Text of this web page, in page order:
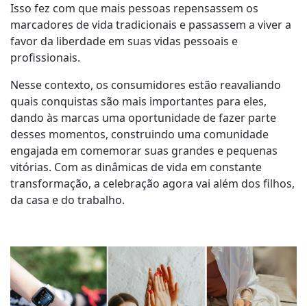
Isso fez com que mais pessoas repensassem os
marcadores de vida tradicionais e passassem a viver a
favor da liberdade em suas vidas pessoais e
profissionais.
Nesse contexto, os consumidores estão reavaliando
quais conquistas são mais importantes para eles,
dando às marcas uma oportunidade de fazer parte
desses momentos, construindo uma comunidade
engajada em comemorar suas grandes e pequenas
vitórias. Com as dinâmicas de vida em constante
transformação, a celebração agora vai além dos filhos,
da casa e do trabalho.